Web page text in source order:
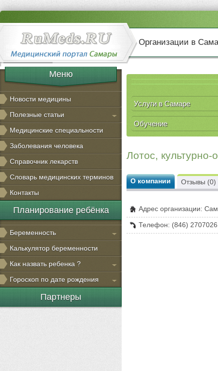
Организации в
Меню
Новости медицины
Полезные статьи
Медицинские специальности
Заболевания человека
Справочник лекарств
Словарь медицинских терминов
Контакты
Планирование ребёнка
Беременность
Калькулятор беременности
Как назвать ребенка ?
Гороскоп по дате рождения
Партнеры
Услуги в Самаре
Обучение
Лотос, культурно-
О компании
Адрес организации:
Телефон: (846) 2707026
Отзывы (0)